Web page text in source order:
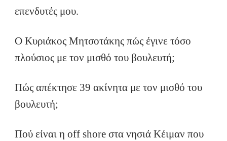
επενδυτές μου.
Ο Κυριάκος Μητσοτάκης πώς έγινε τόσο
πλούσιος με τον μισθό του βουλευτή;
Πώς απέκτησε 39 ακίνητα με τον μισθό του
βουλευτή;
Πού είναι η off shore στα νησιά Κέιμαν που